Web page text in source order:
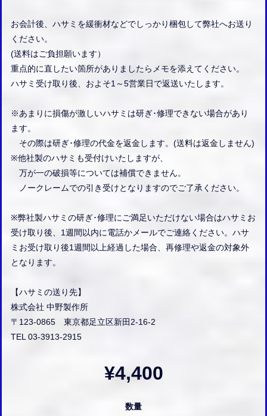
お会計後、ハサミを緩衝材などでしっかり梱包して弊社へお送り
ください。
(送料はご負担願います）
重点的に直したい箇所がありましたらメモを添えてください。
ハサミ受け取り後、およそ1～5営業日で返送いたします。
※あまりに損傷が激しいハサミは研ぎ･修理できない場合があり
ます。
その際は研ぎ･修理の代金を返金します。(送料は返金しません)
※他社製のハサミも受付けいたしますが、
万が一の破損等については補償できません。
ノークレームでの引き受けとなりますのでご了承ください。
※弊社製ハサミの研ぎ･修理にご満足いただけない場合はハサミお
受け取り後、1週間以内に電話かメールでご連絡ください。ハサ
ミお受け取り後1週間以上経過した場合、再修理や返金の対象外
となります。
【ハサミの送り先】
株式会社 中野製作所
〒123-0865 東京都足立区新田2-16-2
TEL 03-3913-2915
¥4,400
数量